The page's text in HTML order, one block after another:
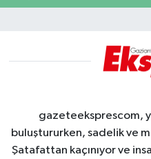
gazeteeksprescom,
buluştururken, sadelik ve
Şatafattan kaçınıyor ve